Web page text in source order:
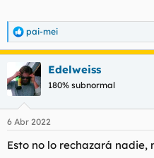
R
e
a
c
c
i
e
:
pai-mei
Edelweiss
180% subnormal
6 Abr 2022
Esto no lo rechazará nadie,